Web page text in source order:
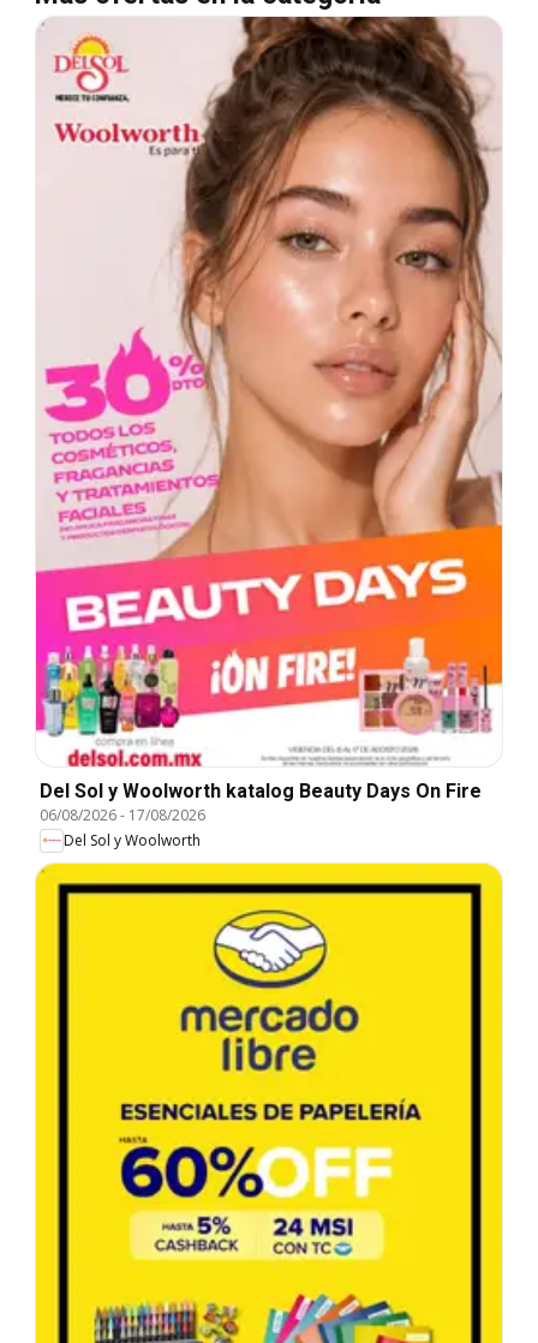
Del Sol y Woolworth katalog Beauty Days On Fire
06/08/2026- 17/08/2026
Del Sol y Woolworth